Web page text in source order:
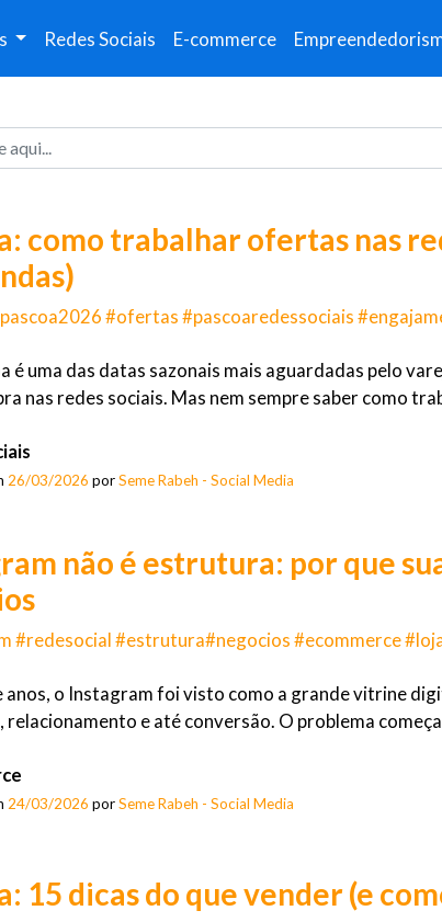
Redes Sociais E-commerce
como trabalhar ofertas nas
#ofertas #pascoaredessociais
é uma das datas sazonais mais aguardadas pelo
nas redes sociais. Mas nem sempre saber como
26/03/2026 porSeme Rabeh - Social Media
não é estrutura: por que
#redesocial #estrutura#negocios #ecommerce
anos, o Instagram foi visto como a grande vitrine
relacionamento e até conversão. O problema
24/03/2026 porSeme Rabeh - Social Media
15 dicas do que vender (e